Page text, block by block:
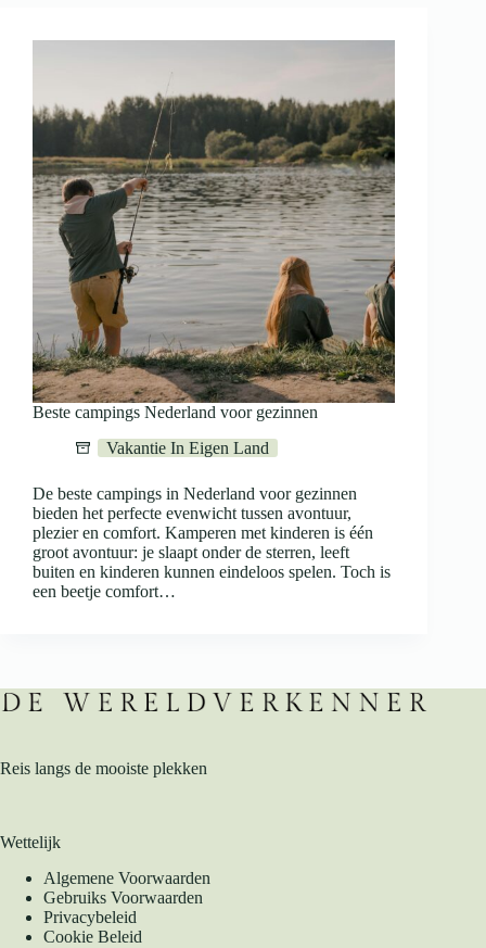
Beste campings Nederland voor gezinnen
Vakantie In Eigen Land
De beste campings in Nederland voor gezinnen
bieden het perfecte evenwicht tussen avontuur,
plezier en comfort. Kamperen met kinderen is één
groot avontuur: je slaapt onder de sterren, leeft
buiten en kinderen kunnen eindeloos spelen. Toch is
een beetje comfort…
Reis langs de mooiste plekken
Wettelijk
Algemene Voorwaarden
Gebruiks Voorwaarden
Privacybeleid
Cookie Beleid